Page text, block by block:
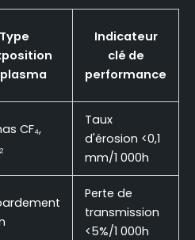
Type
Indicateur
clé de
performance
CF₄,
Taux
d'érosion <0,1
mm/1 000h
Perte de
transmission
<5%/1 000h